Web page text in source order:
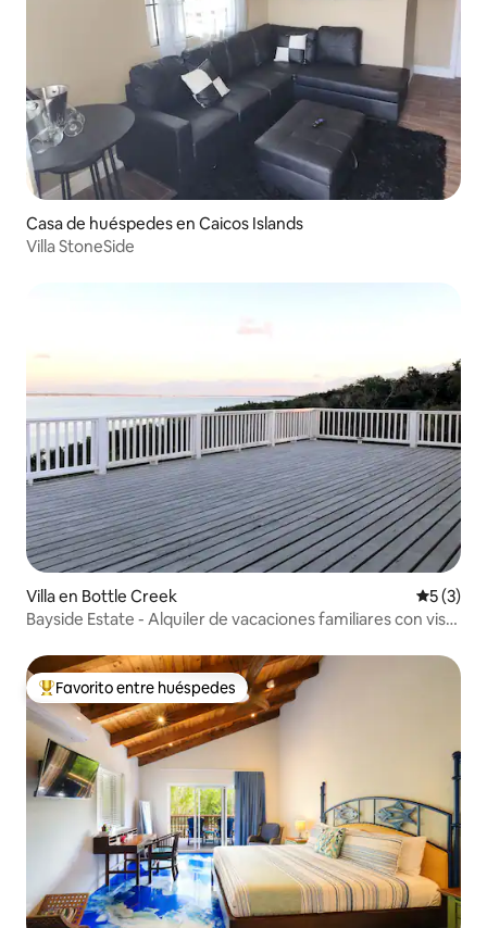
Casa de huéspedes en Caicos Islands
Villa StoneSide
Villa en Bottle Creek
5 (3)
Bayside Estate - Alquiler de vacaciones familiares con vista
De los mejores en Favorito entre huéspedes
Favorito entre huéspedes